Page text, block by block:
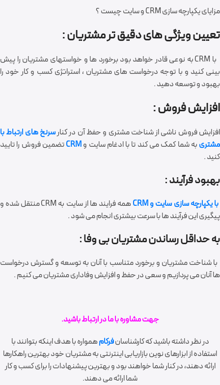
مزایای یکپارچه سازی CRM و سایت چیست ؟
تعیین ویژگی های دقیق تر مشتریان :
با CRM به نوعی قادر خواهد بود برخورد ها و خواستهای مشتریان را پیش
بینی کنید و با توجه درخواست های مشتریان ، استراتژی کسب و کار خود را
بهبود و توسعه دهید .
افزایش فروش :
افزایش فروش ناشی از شناخت مشتری و حفظ آن در کنارسرنخ های ارتباط با
مشتری به شما کمک می کند تا با ادغام سایت و
تضمین فروش را تایید
کنید .
بهبود فرآیند :
با یکپارچه سازی سایت و CRM
همه فرایند ها از سایت به CRM منتقل شده و
پیگیری این فرآیند ها با سرعت بیشتری انجام می شود .
به حداقل رساندن مشتریان بی وفا :
با شناخت مشتریان و برخورد متناسب با آنان به توسعه و گسترش درخواست
ها آنان می پردازیم و سعی در حفظ و افزایش وفاداری مشتریان می کنیم .
جهت مشاوره با ما در ارتباط باشید.
در نظر داشته باشید که کارشناسانفرکامهمواره با هدف اینکه بتوانند با
استفاده از ابزارهای نوین بازاریابی اینترنتی به مشتریان خود بهترین راهکارها
ارائه دهند، در کنار شما خواهند بود و بهترین پیشنهادات را برای کسب و کار
شما ارائه می دهند.